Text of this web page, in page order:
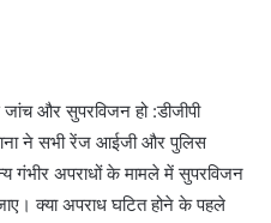
और सुपरविजन हो :डीजीपी
ने सभी रेंज आईजी और पुलिस
गंभीर अपराधों के मामले में सुपरविजन
क्या अपराध घटित होने के पहले